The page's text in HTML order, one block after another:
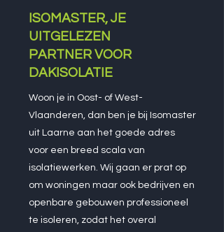
ISOMASTER, JE
UITGELEZEN
PARTNER VOOR
DAKISOLATIE
Woon je in Oost- of West-
Vlaanderen, dan ben je bij Isomaster
uit Laarne aan het goede adres
voor een breed scala van
isolatiewerken. Wij gaan er prat op
om woningen maar ook bedrijven en
openbare gebouwen professioneel
te isoleren, zodat het overal